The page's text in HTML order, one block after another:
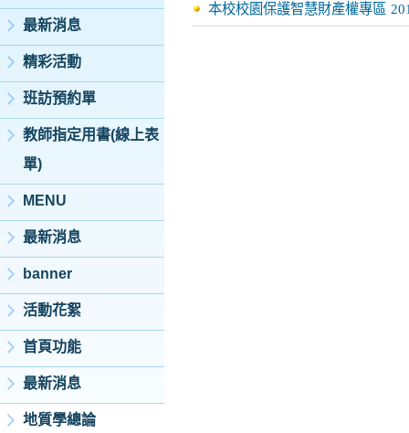
最新消息
精彩活動
班訪預約單
教師指定用書(線上表
單)
MENU
最新消息
banner
活動花絮
首頁功能
最新消息
地質學總論
本校校園保護智慧財產權專區